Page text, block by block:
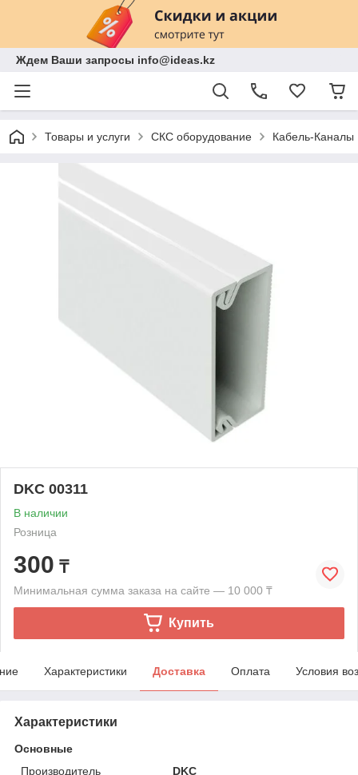
Ждем Ваши запросы info@ideas.kz
Товары и услуги СКС оборудование Кабель-Каналы
DKC 00311
В наличии
Розница
300 ₸
Минимальная сумма заказа на сайте — 10 000 ₸
Купить
Характеристики Доставка Оплата Условия
Характеристики
Основные
Производитель
DKC